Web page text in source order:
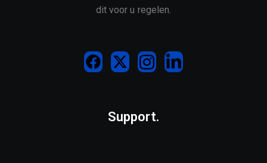
dit voor u regelen.
Support.